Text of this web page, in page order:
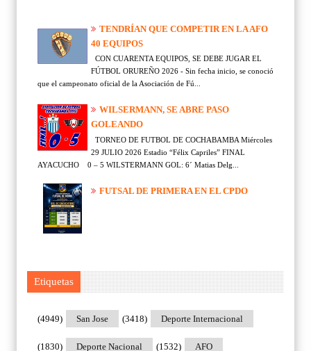
TENDRÍAN QUE COMPETIR EN LA AFO
40 EQUIPOS
CON CUARENTA EQUIPOS, SE DEBE JUGAR EL
FÚTBOL ORUREÑO 2026 - Sin fecha inicio, se conoció
que el campeonato oficial de la Asociación de Fú...
WILSERMANN, SE ABRE PASO
GOLEANDO
TORNEO DE FUTBOL DE COCHABAMBA Miércoles
29 JULIO 2026 Estadio “Félix Capriles” FINAL
AYACUCHO 0 – 5 WILSTERMANN GOL: 6´ Matias Delg...
FUTSAL DE PRIMERA EN EL CPDO
Etiquetas
San Jose
(4949) Deporte Internacional
(3418)
Deporte Nacional
(1830) AFO
(1532)